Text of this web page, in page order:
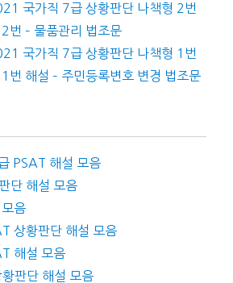
국가직 7급 상황판단 나책형 2번
번 – 물품관리 법조문
국가직 7급 상황판단 나책형 1번
번 해설 – 주민등록변호 변경 법조문
PSAT 해설 모음
단 해설 모음
음
상황판단 해설 모음
해설 모음
판단 해설 모음